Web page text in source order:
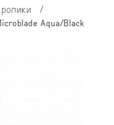
/
Aqua/Black